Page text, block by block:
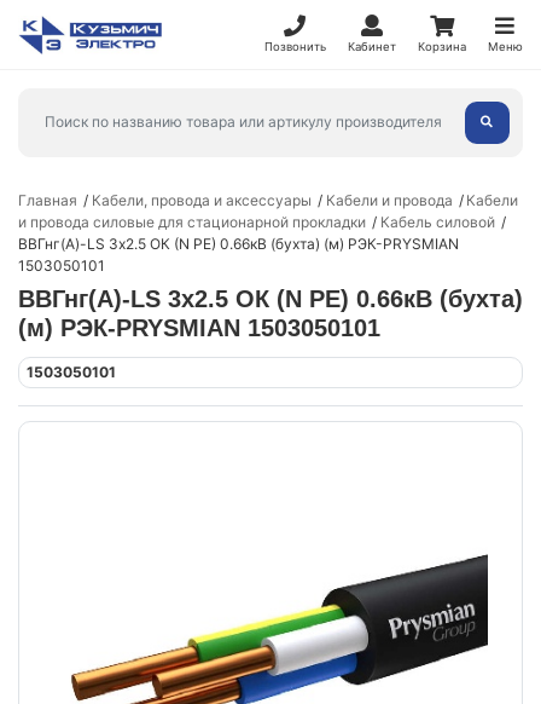
Позвонить Кабинет Корзина Меню
Главная Кабели, провода и аксессуары Кабели и провода
Кабели
и провода силовые для стационарной прокладки
Кабель силовой
ВВГнг(А)-LS 3х2.5 ОК (N PE) 0.66кВ (бухта) (м) РЭК-PRYSMIAN
1503050101
ВВГнг(А)-LS 3х2.5 ОК (N PE) 0.66кВ (бухта)
(м) РЭК-PRYSMIAN 1503050101
1503050101